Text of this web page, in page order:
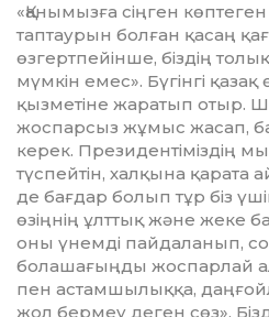
«Қанымызға сіңген
таптаурын болған қасаң
өзгертпейінше, біздің
мүмкін емес». Бүгінгі
қызметіне жаратып отыр.
жоспарсыз жұмыс жасап,
керек. Пре­зидентіміздің
түспейтін, халқына қарата
де бағдар болып тұр біз
өзіңнің ұлттық және жеке
оны үнемді пай­да­ланып,
болашағыңды жос­парлай
пен астам­шылыққа,
жол бермеу деген сөз».